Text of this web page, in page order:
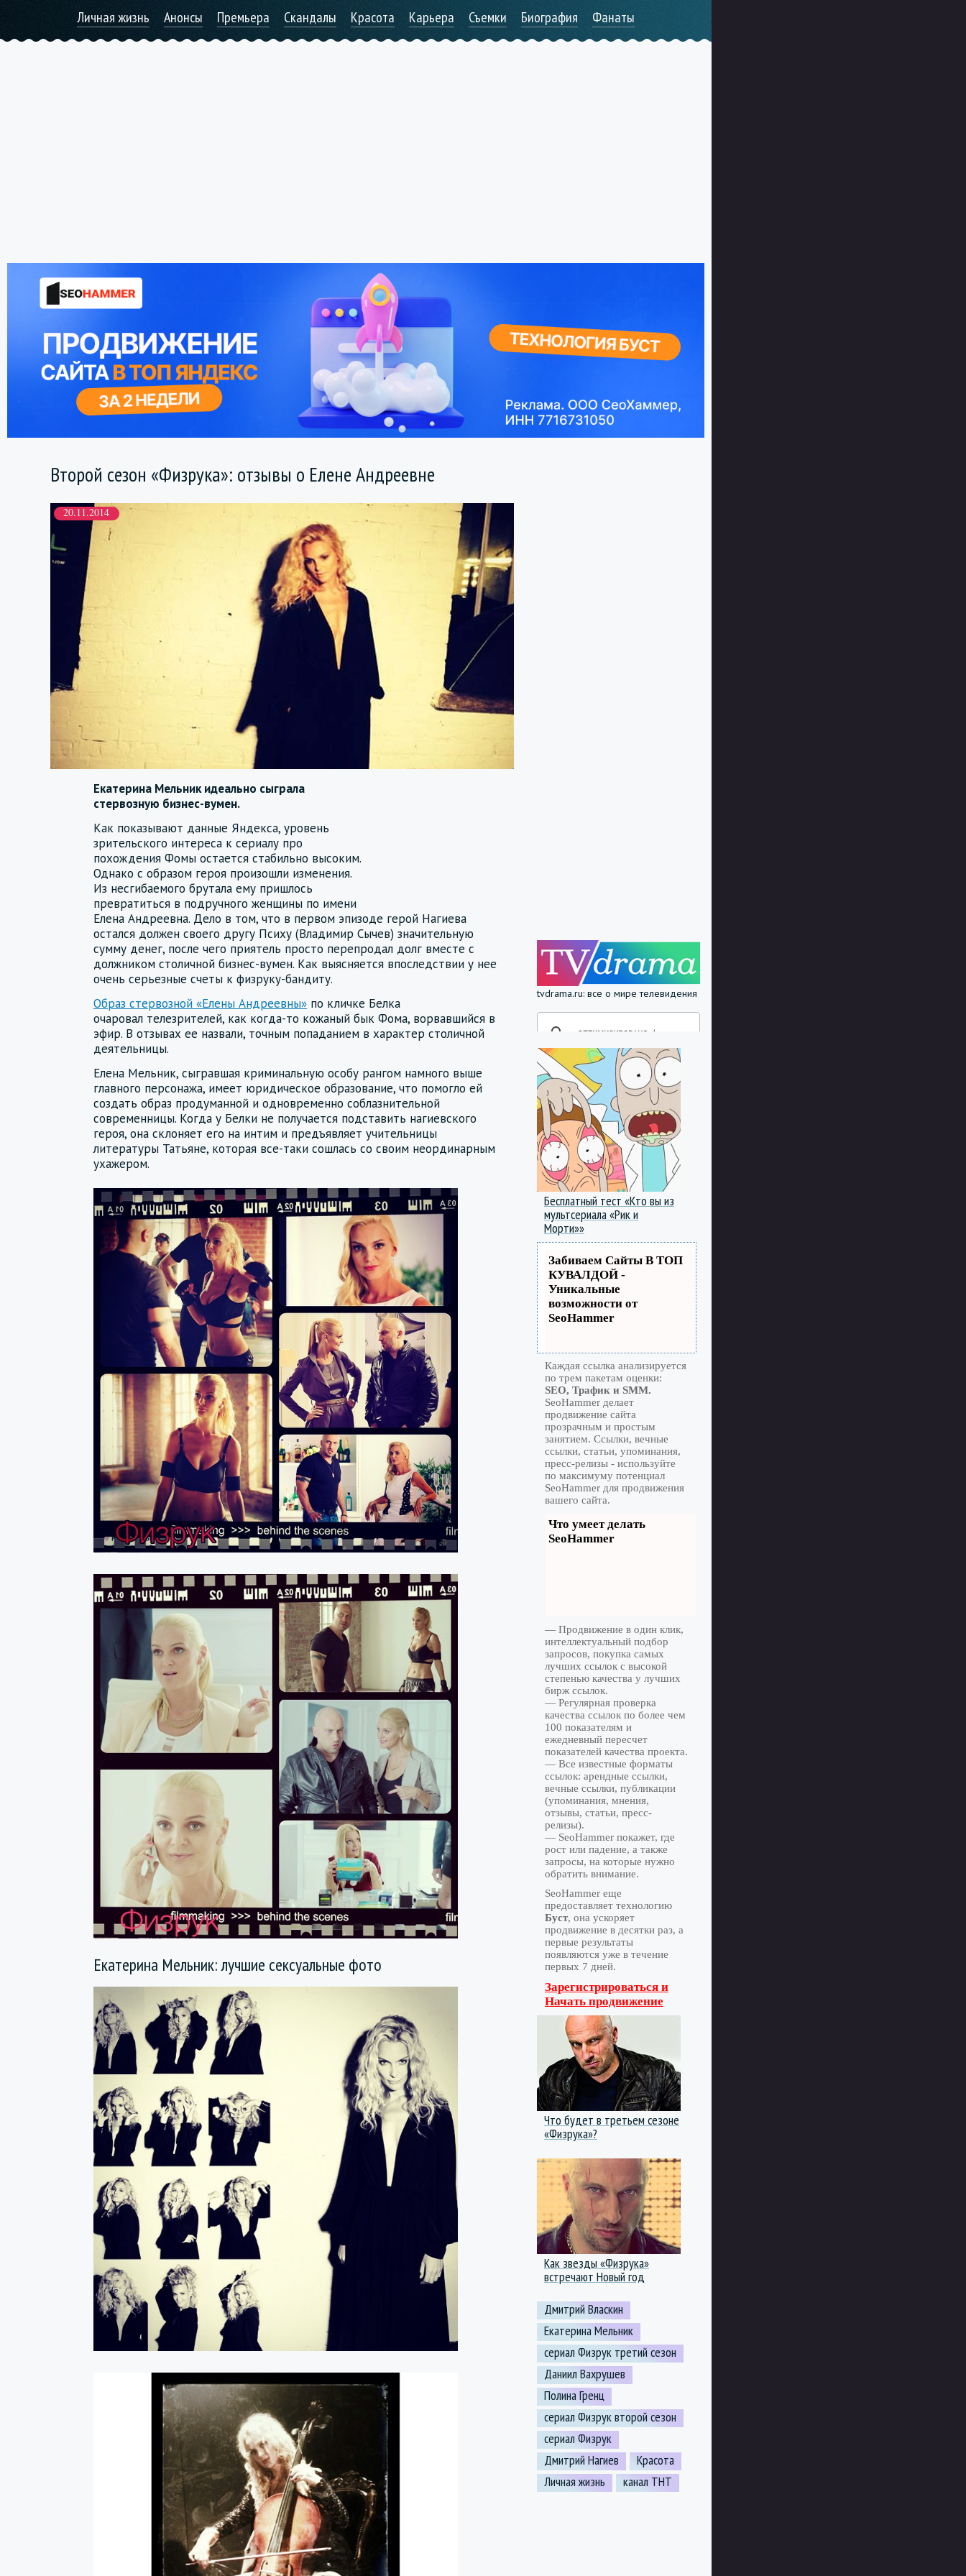
Личная жизнь Анонсы Премьера Скандалы Красота Карьера Съемки Биография Фанаты
Второй сезон «Физрука»: отзывы о Елене Андреевне
20.11.2014
Екатерина Мельник идеально сыграла
стервозную бизнес-вумен.
Как показывают данные Яндекса, уровень
зрительского интереса к сериалу про
похождения Фомы остается стабильно высоким.
Однако с образом героя произошли изменения.
Из несгибаемого брутала ему пришлось
превратиться в подручного женщины по имени
Елена Андреевна. Дело в том, что в первом эпизоде герой Нагиева
остался должен своего другу Психу (Владимир Сычев) значительную
сумму денег, после чего приятель просто перепродал долг вместе с
должником столичной бизнес-вумен. Как выясняется впоследствии у нее
очень серьезные счеты к физруку-бандиту.
Образ стервозной «Елены Андреевны» по кличке Белка
очаровал телезрителей, как когда-то кожаный бык Фома, ворвавшийся в
эфир. В отзывах ее назвали, точным попаданием в характер столичной
деятельницы.
Елена Мельник, сыгравшая криминальную особу рангом намного выше
главного персонажа, имеет юридическое образование, что помогло ей
создать образ продуманной и одновременно соблазнительной
современницы. Когда у Белки не получается подставить нагиевского
героя, она склоняет его на интим и предъявляет учительницы
литературы Татьяне, которая все-таки сошлась со своим неординарным
ухажером.
Екатерина Мельник: лучшие сексуальные фото
tvdrama.ru: все о мире телевидения
Бесплатный тест «Кто вы из
мультсериала «Рик и
Морти»»
Забиваем Сайты В ТОП
КУВАЛДОЙ -
Уникальные
возможности от
SeoHammer
Каждая ссылка анализируется
по трем пакетам оценки:
SEO, Трафик и SMM.
SeoHammer делает
продвижение сайта
прозрачным и простым
занятием. Ссылки, вечные
ссылки, статьи, упоминания,
пресс-релизы - используйте
по максимуму потенциал
SeoHammer для продвижения
вашего сайта.
Что умеет делать
SeoHammer
— Продвижение в один клик,
интеллектуальный подбор
запросов, покупка самых
лучших ссылок с высокой
степенью качества у лучших
бирж ссылок.
— Регулярная проверка
качества ссылок по более чем
100 показателям и
ежедневный пересчет
показателей качества проекта.
— Все известные форматы
ссылок: арендные ссылки,
вечные ссылки, публикации
(упоминания, мнения,
отзывы, статьи, пресс-
релизы).
— SeoHammer покажет, где
рост или падение, а также
запросы, на которые нужно
обратить внимание.
SeoHammer еще
предоставляет технологию
Буст, она ускоряет
продвижение в десятки раз, а
первые результаты
появляются уже в течение
первых 7 дней.
Зарегистрироваться и
Начать продвижение
Что будет в третьем сезоне
«Физрука»?
Как звезды «Физрука»
встречают Новый год
Дмитрий Власкин
Екатерина Мельник
сериал Физрук третий сезон
Даниил Вахрушев
Полина Гренц
сериал Физрук второй сезон
сериал Физрук
Дмитрий Нагиев
Красота
Личная жизнь
канал ТНТ